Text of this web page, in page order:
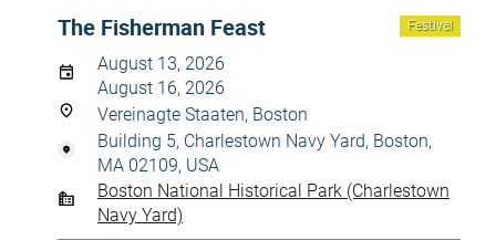
Festival
The Fisherman Feast
August 13, 2026
August 16, 2026
Vereinagte Staaten, Boston
Building 5, Charlestown Navy Yard, Boston,
MA 02109, USA
Boston National Historical Park (Charlestown
Navy Yard)